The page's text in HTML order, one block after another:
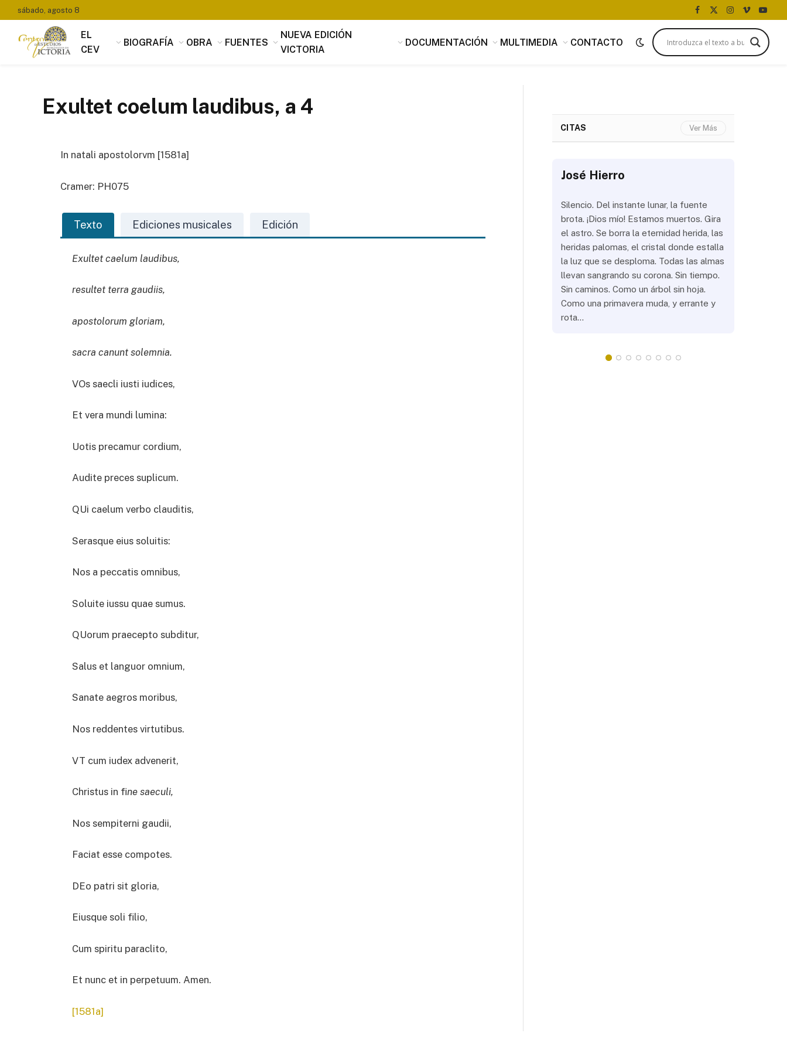
sábado, agosto 8
Facebook
X
(Twitter)
Instagram
Vimeo
EL
CEV
BIOGRAFÍA OBRA FUENTES
NUEVA EDICIÓN
VICTORIA
DOCUMENTACIÓN MULTIMEDIA CONTACTO
Exultet coelum laudibus, a 4
In natali apostolorvm [1581a]
Cramer: PH075
Texto Ediciones musicales Edición
Exultet caelum laudibus,
resultet terra gaudiis,
apostolorum gloriam,
sacra canunt solemnia.
VOs saecli iusti iudices,
Et vera mundi lumina:
Uotis precamur cordium,
Audite preces suplicum.
QUi caelum verbo clauditis,
Serasque eius soluitis:
Nos a peccatis omnibus,
Soluite iussu quae sumus.
QUorum praecepto subditur,
Salus et languor omnium,
Sanate aegros moribus,
Nos reddentes virtutibus.
VT cum iudex advenerit,
Christus in fine saeculi,
Nos sempiterni gaudii,
Faciat esse compotes.
DEo patri sit gloria,
Eiusque soli filio,
Cum spiritu paraclito,
Et nunc et in perpetuum. Amen.
[1581a]
CITAS Ver Más
José Hierro
Silencio. Del instante lunar, la fuente
brota. ¡Dios mío! Estamos muertos. Gira
el astro. Se borra la eternidad herida, las
heridas palomas, el cristal donde estalla
la luz que se desploma. Todas las almas
llevan sangrando su corona. Sin tiempo.
Sin caminos. Como un árbol sin hoja.
Como una primavera muda, y errante y
rota…